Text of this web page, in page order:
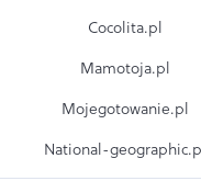
Cocolita.pl
Mamotoja.pl
Mojegotowanie.pl
National-